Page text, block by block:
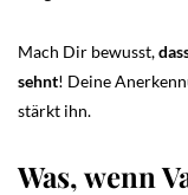
Mach Dir bewusst,
sehnt! Deine
stärkt ihn.
Was, wenn